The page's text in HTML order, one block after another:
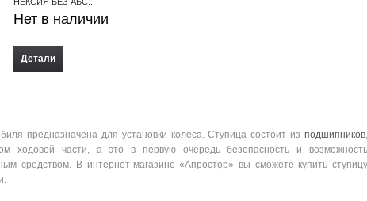
Нет в наличии
Детали
предназначена для установки колеса. Ступица состоит из подшипников,
ходовой части, а это в первую очередь безопасность и возможность
средством. В интернет-магазине «Апростор» вы сможете купить ступицу